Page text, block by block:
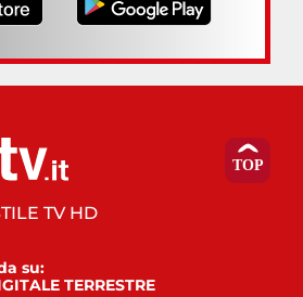
TV HD
su:
TERRESTRE